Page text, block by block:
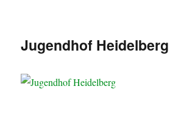
Jugendhof Heidelberg